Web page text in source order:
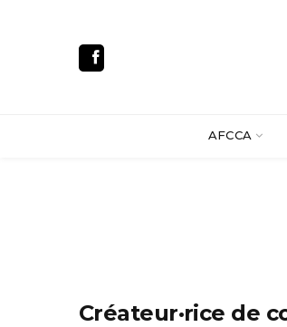
AFCCA
Créateur·rice de